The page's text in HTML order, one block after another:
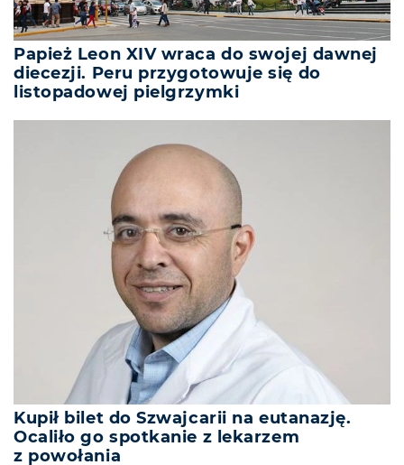
Papież Leon XIV wraca do swojej dawnej
diecezji. Peru przygotowuje się do
listopadowej pielgrzymki
Kupił bilet do Szwajcarii na eutanazję.
Ocaliło go spotkanie z lekarzem
z powołania